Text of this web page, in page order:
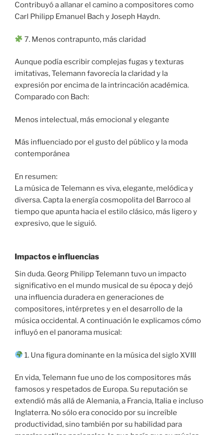
Contribuyó a allanar el camino a compositores como
Carl Philipp Emanuel Bach y Joseph Haydn.
7. Menos contrapunto, más claridad
Aunque podía escribir complejas fugas y texturas
imitativas, Telemann favorecía la claridad y la
expresión por encima de la intrincación académica.
Comparado con Bach:
Menos intelectual, más emocional y elegante
Más influenciado por el gusto del público y la moda
contemporánea
En resumen:
La música de Telemann es viva, elegante, melódica y
diversa. Capta la energía cosmopolita del Barroco al
tiempo que apunta hacia el estilo clásico, más ligero y
expresivo, que le siguió.
Impactos e influencias
Sin duda. Georg Philipp Telemann tuvo un impacto
significativo en el mundo musical de su época y dejó
una influencia duradera en generaciones de
compositores, intérpretes y en el desarrollo de la
música occidental. A continuación le explicamos cómo
influyó en el panorama musical:
1. Una figura dominante en la música del siglo XVIII
En vida, Telemann fue uno de los compositores más
famosos y respetados de Europa. Su reputación se
extendió más allá de Alemania, a Francia, Italia e incluso
Inglaterra. No sólo era conocido por su increíble
productividad, sino también por su habilidad para